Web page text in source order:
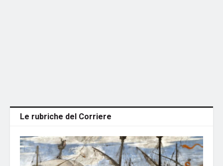
Le rubriche del Corriere